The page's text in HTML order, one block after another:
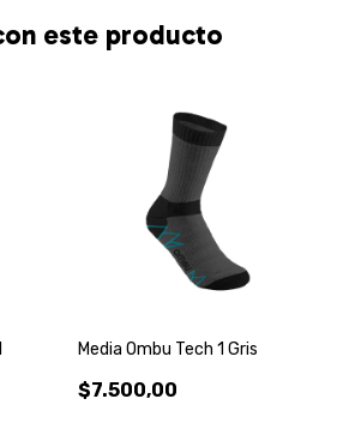
este producto
Media Ombu Tech 1 Gris
$7.500,00